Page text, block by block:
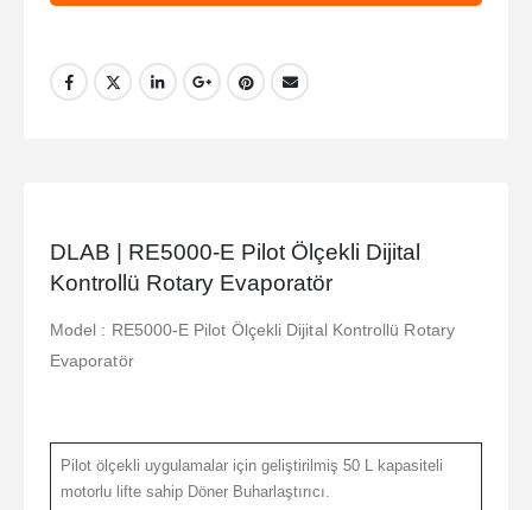
DLAB | RE5000-E Pilot Ölçekli Dijital
Kontrollü Rotary Evaporatör
Model : RE5000-E Pilot Ölçekli Dijital Kontrollü Rotary
Evaporatör
Pilot ölçekli uygulamalar için geliştirilmiş 50 L kapasiteli
motorlu lifte sahip Döner Buharlaştırıcı.